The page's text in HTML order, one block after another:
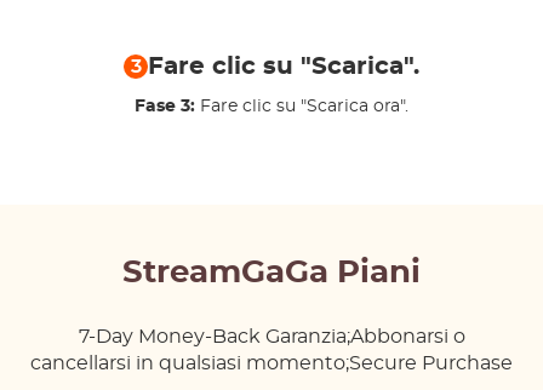
3 Fare clic su "Scarica".
Fase 3: Fare clic su "Scarica ora".
StreamGaGa Piani
7-Day Money-Back Garanzia;Abbonarsi o
cancellarsi in qualsiasi momento;Secure Purchase